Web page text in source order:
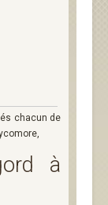
chacun de
à